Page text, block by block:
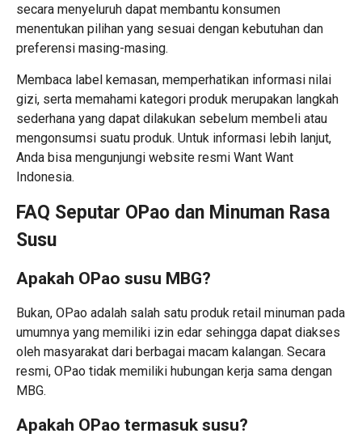
secara menyeluruh dapat membantu konsumen
menentukan pilihan yang sesuai dengan kebutuhan dan
preferensi masing-masing.
Membaca label kemasan, memperhatikan informasi nilai
gizi, serta memahami kategori produk merupakan langkah
sederhana yang dapat dilakukan sebelum membeli atau
mengonsumsi suatu produk. Untuk informasi lebih lanjut,
Anda bisa mengunjungi website resmi Want Want
Indonesia.
FAQ Seputar OPao dan Minuman Rasa
Susu
Apakah OPao susu MBG?
Bukan, OPao adalah salah satu produk retail minuman pada
umumnya yang memiliki izin edar sehingga dapat diakses
oleh masyarakat dari berbagai macam kalangan. Secara
resmi, OPao tidak memiliki hubungan kerja sama dengan
MBG.
Apakah OPao termasuk susu?